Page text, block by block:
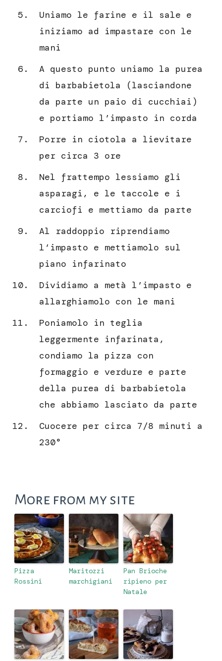
Uniamo le farine e il sale e
iniziamo ad impastare con le
mani
A questo punto uniamo la purea
di barbabietola (lasciandone
da parte un paio di cucchiai)
e portiamo l’impasto in corda
Porre in ciotola a lievitare
per circa 3 ore
Nel frattempo lessiamo gli
asparagi, e le taccole e i
carciofi e mettiamo da parte
Al raddoppio riprendiamo
l’impasto e mettiamolo sul
piano infarinato
Dividiamo a metà l’impasto e
allarghiamolo con le mani
Poniamolo in teglia
leggermente infarinata,
condiamo la pizza con
formaggio e verdure e parte
della purea di barbabietola
che abbiamo lasciato da parte
Cuocere per circa 7/8 minuti a
230°
More from my site
Pizza
Rossini
Maritozzi
marchigiani
Pan Brioche
ripieno per
Natale